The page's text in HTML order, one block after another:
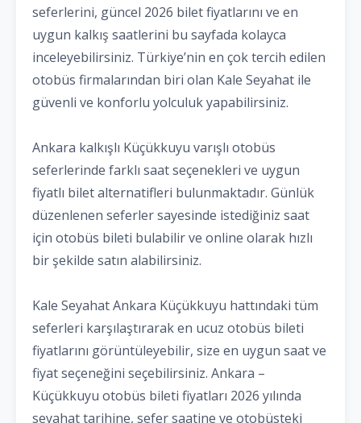
seferlerini, güncel 2026 bilet fiyatlarını ve en
uygun kalkış saatlerini bu sayfada kolayca
inceleyebilirsiniz. Türkiye’nin en çok tercih edilen
otobüs firmalarından biri olan Kale Seyahat ile
güvenli ve konforlu yolculuk yapabilirsiniz.
Ankara kalkışlı Küçükkuyu varışlı otobüs
seferlerinde farklı saat seçenekleri ve uygun
fiyatlı bilet alternatifleri bulunmaktadır. Günlük
düzenlenen seferler sayesinde istediğiniz saat
için otobüs bileti bulabilir ve online olarak hızlı
bir şekilde satın alabilirsiniz.
Kale Seyahat Ankara Küçükkuyu hattındaki tüm
seferleri karşılaştırarak en ucuz otobüs bileti
fiyatlarını görüntüleyebilir, size en uygun saat ve
fiyat seçeneğini seçebilirsiniz. Ankara –
Küçükkuyu otobüs bileti fiyatları 2026 yılında
seyahat tarihine, sefer saatine ve otobüsteki